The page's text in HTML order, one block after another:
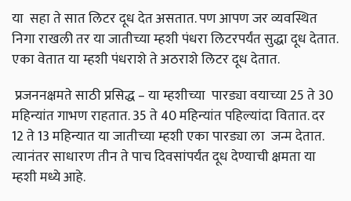
या सहा ते सात लिटर दूध देत असतात. पण आपण जर व्यवस्थित
निगा राखली तर या जातीच्या म्हशी पंधरा लिटरपर्यंत सुद्धा दूध देतात.
एका वेतात या म्हशी पंधराशे ते अठराशे लिटर दूध देतात.
प्रजननक्षमते साठी प्रसिद्ध – या म्हशीच्या पारड्या वयाच्या 25 ते 30
महिन्यांत गाभण राहतात. 35 ते 40 महिन्यांत पहिल्यांदा वितात. दर
12 ते 13 महिन्यात या जातीच्या म्हशी एका पारड्या ला जन्म देतात.
त्यानंतर साधारण तीन ते पाच दिवसांपर्यंत दूध देण्याची क्षमता या
म्हशी मध्ये आहे.